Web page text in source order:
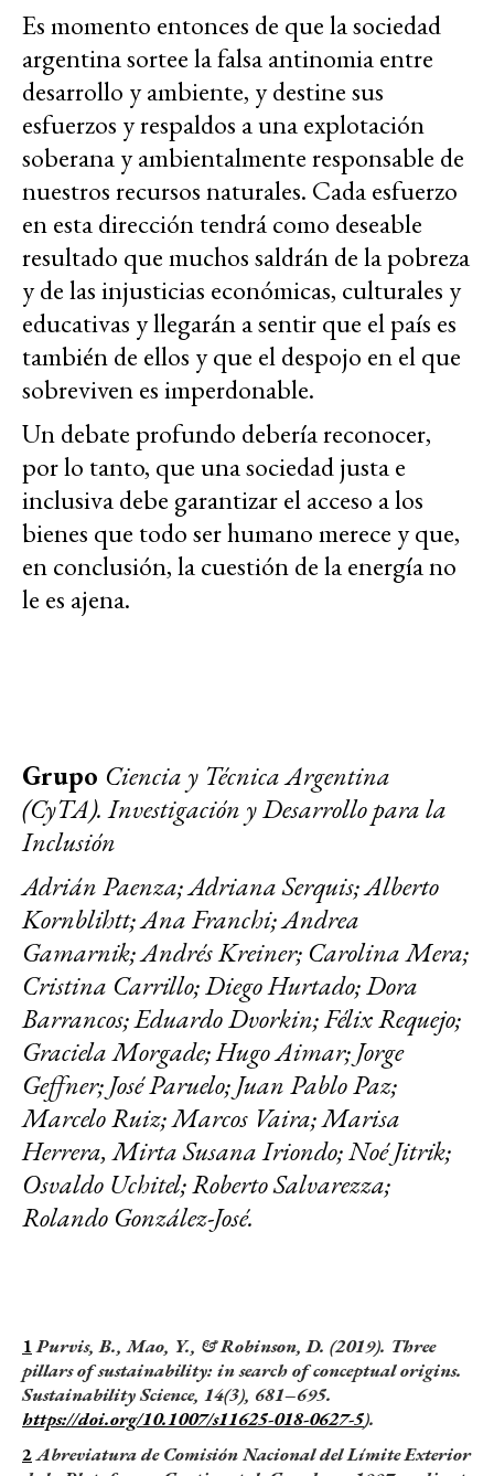
Es momento entonces de que la sociedad
argentina sortee la falsa antinomia entre
desarrollo y ambiente, y destine sus
esfuerzos y respaldos a una explotación
soberana y ambientalmente responsable de
nuestros recursos naturales. Cada esfuerzo
en esta dirección tendrá como deseable
resultado que muchos saldrán de la pobreza
y de las injusticias económicas, culturales y
educativas y llegarán a sentir que el país es
también de ellos y que el despojo en el que
sobreviven es imperdonable.
Un debate profundo debería reconocer,
por lo tanto, que una sociedad justa e
inclusiva debe garantizar el acceso a los
bienes que todo ser humano merece y que,
en conclusión, la cuestión de la energía no
le es ajena.
Grupo Ciencia y Técnica Argentina
(CyTA).Investigación y Desarrollo para la
Inclusión
Adrián Paenza; Adriana Serquis; Alberto
Kornblihtt; Ana Franchi; Andrea
Gamarnik; Andrés Kreiner; Carolina Mera;
Cristina Carrillo; Diego Hurtado; Dora
Barrancos; Eduardo Dvorkin; Félix Requejo;
Graciela Morgade; Hugo Aimar; Jorge
Geffner; José Paruelo; Juan Pablo Paz;
Marcelo Ruiz; Marcos Vaira; Marisa
Herrera, Mirta Susana Iriondo; Noé Jitrik;
Osvaldo Uchitel; Roberto Salvarezza;
Rolando González-José.
1Purvis, B., Mao, Y., & Robinson, D. (2019). Three
pillars of sustainability: in search of conceptual origins.
Sustainability Science, 14(3), 681–695.
https://doi.org/10.1007/s11625-018-0627-5).
2Abreviatura de Comisión Nacional del Límite Exterior